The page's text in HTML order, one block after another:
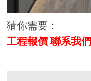
猜你需要：
工程報價 聯系我們